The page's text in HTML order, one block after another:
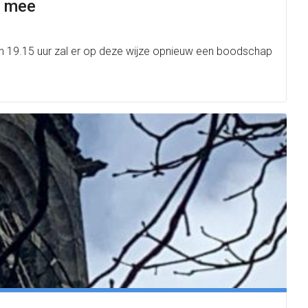
19.15 uur zal er op deze wijze opnieuw een boodschap